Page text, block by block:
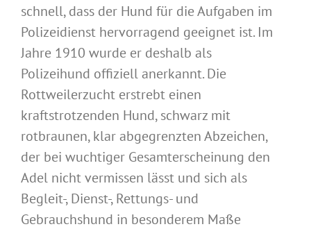
schnell, dass der Hund für die Aufgaben im
Polizeidienst hervorragend geeignet ist. Im
Jahre 1910 wurde er deshalb als
Polizeihund offiziell anerkannt. Die
Rottweilerzucht erstrebt einen
kraftstrotzenden Hund, schwarz mit
rotbraunen, klar abgegrenzten Abzeichen,
der bei wuchtiger Gesamterscheinung den
Adel nicht vermissen lässt und sich als
Begleit-, Dienst-, Rettungs- und
Gebrauchshund in besonderem Maße